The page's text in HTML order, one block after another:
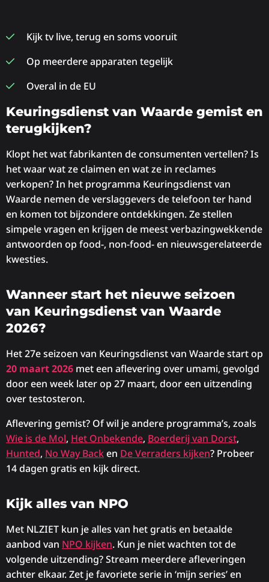
Kijk tv live, terug en soms vooruit
Op meerdere apparaten tegelijk
Overal in de EU
Keuringsdienst van Waarde gemist en
terugkijken?
Klopt het wat fabrikanten de consumenten vertellen? Is
het waar wat ze claimen en wat ze in reclames
verkopen? In het programma Keuringsdienst van
Waarde nemen de verslaggevers de telefoon ter hand
en komen tot bijzondere ontdekkingen. Ze stellen
simpele vragen en krijgen de meest verbazingwekkende
antwoorden op food-, non-food- en nieuwsgerelateerde
kwesties.
Wanneer start het nieuwe seizoen
van Keuringsdienst van Waarde
2026?
Het 27e seizoen van Keuringsdienst van Waarde start op
20 maart 2026 met een aflevering over umami, gevolgd
door een week later op 27 maart, door een uitzending
over testosteron.
Aflevering gemist? Of wil je andere programma’s, zoals
Wie is de Mol, Het Onbekende, Boerderij van Dorst,
Hunted, No Way Backen De Verraders kijken? Probeer
14 dagen gratis en kijk direct.
Kijk alles van NPO
Met NLZIET kun je alles van het gratis en betaalde
aanbod van NPO kijken. Kun je niet wachten tot de
volgende uitzending? Stream meerdere afleveringen
achter elkaar. Zet je favoriete serie in ‘mijn series’ en